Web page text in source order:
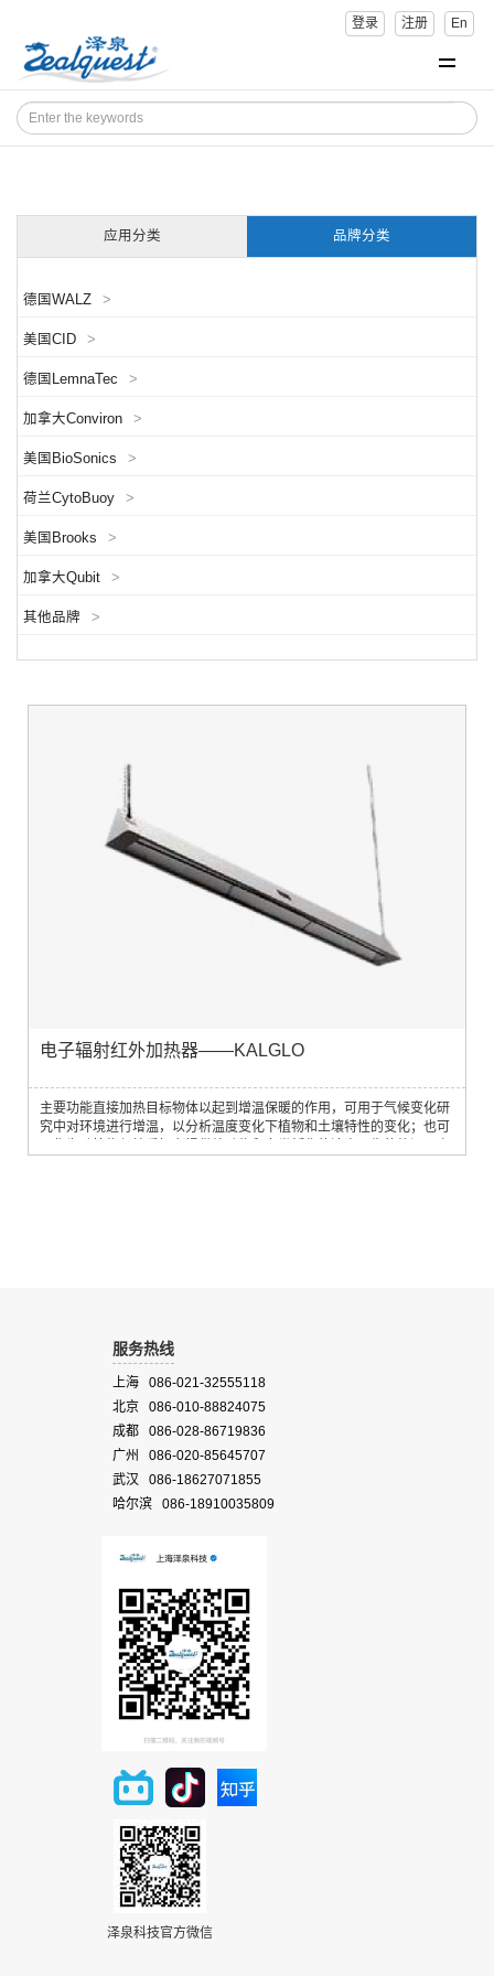
登录 注册 En
应用分类 品牌分类
德国WALZ >
美国CID >
德国LemnaTec >
加拿大Conviron >
美国BioSonics >
荷兰CytoBuoy >
美国Brooks >
加拿大Qubit >
其他品牌 >
电子辐射红外加热器——KALGLO
主要功能直接加热目标物体以起到增温保暖的作用，可用于气候变化研
究中对环境进行增温，以分析温度变化下植物和土壤特性的变化；也可
服务热线
上海 086-021-32555118
北京 086-010-88824075
成都 086-028-86719836
广州 086-020-85645707
武汉 086-18627071855
哈尔滨 086-18910035809
泽泉科技官方微信